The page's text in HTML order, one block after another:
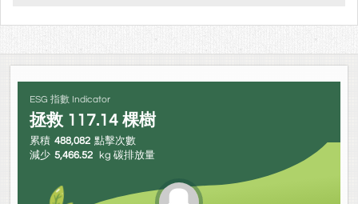
ESG 指數 Indicator
拯救 117.14 棵樹
累積 488,082 點擊次數
減少 5,466.52 kg 碳排放量